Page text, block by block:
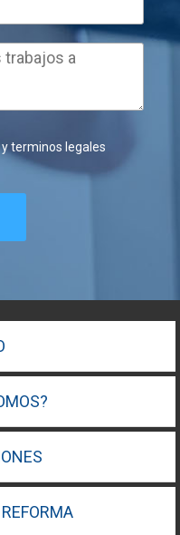
terminos legales